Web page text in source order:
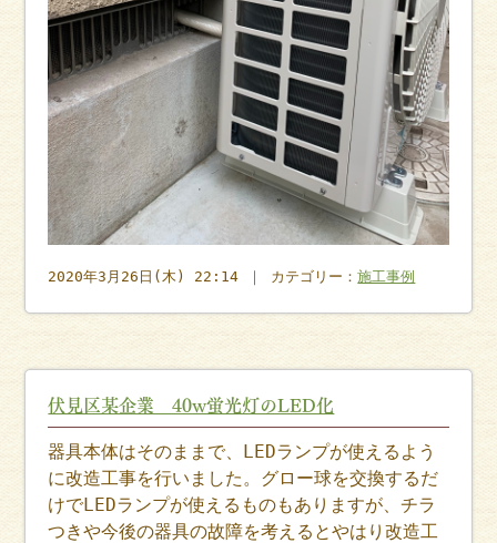
2020年3月26日(木) 22:14 ｜ カテゴリー：施工事例
伏見区某企業 40w蛍光灯のLED化
器具本体はそのままで、LEDランプが使えるよう
に改造工事を行いました。グロー球を交換するだ
けでLEDランプが使えるものもありますが、チラ
つきや今後の器具の故障を考えるとやはり改造工